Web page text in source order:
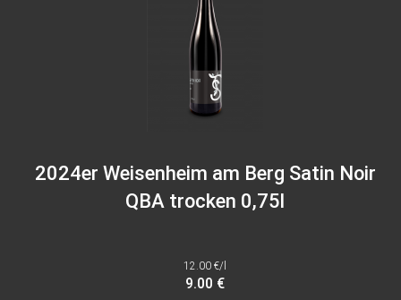
2024er Weisenheim am Berg Satin Noir
QBA trocken 0,75l
12.00 €/l
9.00 €